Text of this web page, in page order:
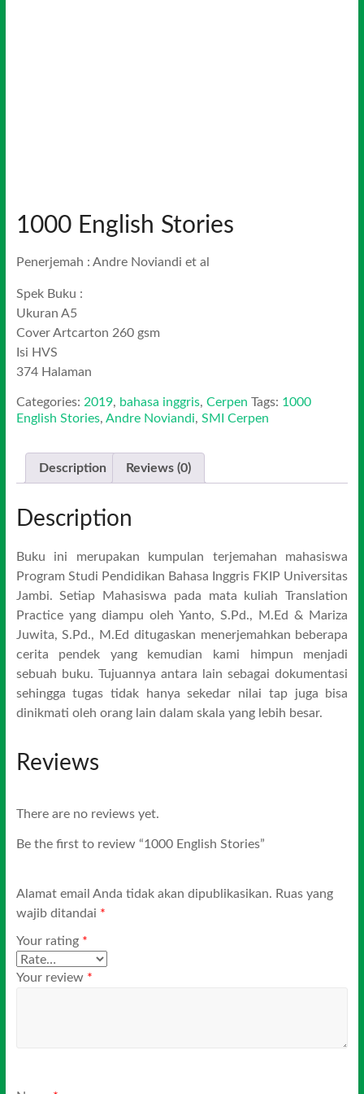
1000 English Stories
Penerjemah : Andre Noviandi et al
Spek Buku :
Ukuran A5
Cover Artcarton 260 gsm
Isi HVS
374 Halaman
Categories: 2019, bahasa inggris, Cerpen Tags: 1000
English Stories, Andre Noviandi, SMI Cerpen
Description Reviews (0)
Description
Buku ini merupakan kumpulan terjemahan mahasiswa
Program Studi Pendidikan Bahasa Inggris FKIP Universitas
Jambi. Setiap Mahasiswa pada mata kuliah Translation
Practice yang diampu oleh Yanto, S.Pd., M.Ed & Mariza
Juwita, S.Pd., M.Ed ditugaskan menerjemahkan beberapa
cerita pendek yang kemudian kami himpun menjadi
sebuah buku. Tujuannya antara lain sebagai dokumentasi
sehingga tugas tidak hanya sekedar nilai tap juga bisa
dinikmati oleh orang lain dalam skala yang lebih besar.
Reviews
There are no reviews yet.
Be the first to review “1000 English Stories”
Alamat email Anda tidak akan dipublikasikan. Ruas yang
wajib ditandai *
Your rating *
Your review *